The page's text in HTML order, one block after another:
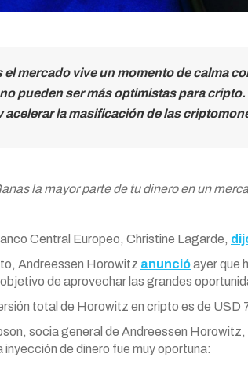
el mercado vive un momento de calma
pueden ser más optimistas para
acelerar la masificación de las
la mayor parte de tu dinero en un
Central Europeo, Christine Lagarde,
Andreessen Horowitz anuncióayer que
de aprovechar las grandes
total de Horowitz en cripto es de USD
socia general de Andreessen
inyección de dinero fue muy oportuna: